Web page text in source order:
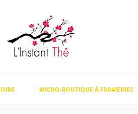
MICRO-BOUTIQUE À FRAMERIES